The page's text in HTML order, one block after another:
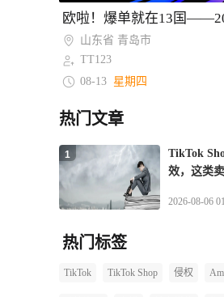
夏日万圣节热潮推动DIY珍珠
武汉店TikTok美区15天销售97
3天前
欧洲高温推动降温产品需求增
Item
2
of
2
山东省 青岛市
TT123
08-13 星期四
热门文章
TikTok
效，这类
2026-08-06
1
热门标签
TikTok TikTok Shop 侵权